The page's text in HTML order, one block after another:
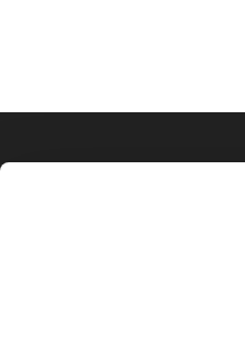
Av.